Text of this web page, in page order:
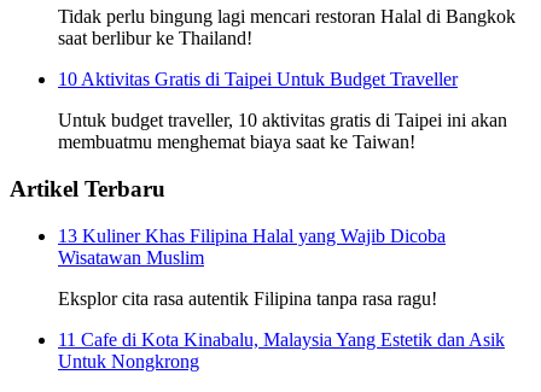
Tidak perlu bingung lagi mencari restoran Halal di Bangkok
saat berlibur ke Thailand!
10 Aktivitas Gratis di Taipei Untuk Budget Traveller
Untuk budget traveller, 10 aktivitas gratis di Taipei ini akan
membuatmu menghemat biaya saat ke Taiwan!
Artikel Terbaru
13 Kuliner Khas Filipina Halal yang Wajib Dicoba
Wisatawan Muslim
Eksplor cita rasa autentik Filipina tanpa rasa ragu!
11 Cafe di Kota Kinabalu, Malaysia Yang Estetik dan Asik
Untuk Nongkrong